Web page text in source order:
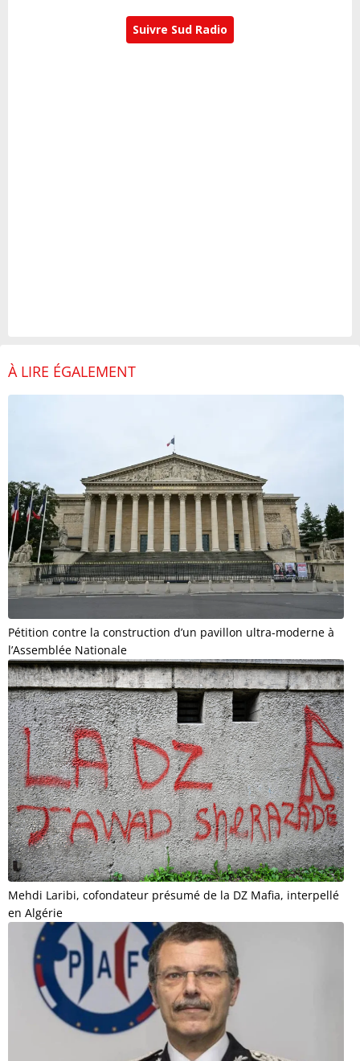
Suivre Sud Radio
À LIRE ÉGALEMENT
Pétition contre la construction d’un pavillon ultra-moderne à
l’Assemblée Nationale
Mehdi Laribi, cofondateur présumé de la DZ Mafia, interpellé
en Algérie